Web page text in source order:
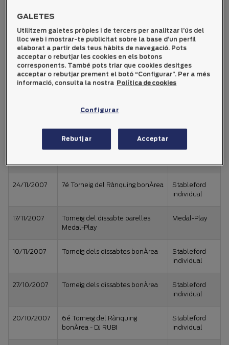
Data
29/12/2007 Torneig dels dissabtes bonÀrea
Stableford
22/12/2007
Torneig del dissabte parelles
Medal-Play
bonÀrea
individual
01/12/2007 Torneig dels dissabtes bonÀrea
Stableford
24/11/2007 7é Torneig del Rànquing bonÀrea
Stableford
individual
17/11/2007
Torneig del dissabte parelles
Medal-Play
Medal-Play
10/11/2007 Torneig dels dissabtes bonÀrea
Stableford
individual
27/10/2007 Torneig dels dissabtes bonÀrea
Stableford
individual
20/10/2007
6é Torneig del Rànquing
bonÀrea - DJ RUBI
Stableford
individual
GALETES
Utilitzem galetes pròpies i de tercers per analitzar l’ús del
lloc web i mostrar-te publicitat sobre la base d’un perfil
elaborat a partir dels teus hàbits de navegació. Pots
acceptar o rebutjar les cookies en els botons
corresponents. També pots triar que cookies desitges
acceptar o rebutjar prement el botó “Configurar”. Per a més
informació, consulta la nostra Política de cookies
Configurar
Rebutjar Acceptar